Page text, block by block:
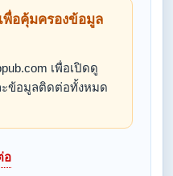
อคุ้มครองข้อมูล
เพื่อเปิดดู
ะข้อมูลติดต่อทั้งหมด
อ